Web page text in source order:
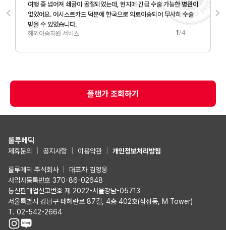
keyboard_arrow_left
여행 중 넘어져 쇄골이 골절되었는데, 현지에 긴급 수술 가능한 병원이
없었어요. 어시스트카드 덕분에 한국으로 의료이송되어 무사히 수술
받을 수 있었습니다.
해외이송지원 서비스
1/4
keyboard_arrow_right
플랜가 조회하기
룰루메딕
제휴문의 공지사항 이용약관 개인정보처리방침
룰루메딕 주식회사
대표자 김영웅
사업자등록번호 370-86-02648
통신판매업신고번호 제 2022-서울강남-05713
서울특별시 강남구 테헤란로 87길, 4층 402호(삼성동, M Tower)
T. 02-542-2664